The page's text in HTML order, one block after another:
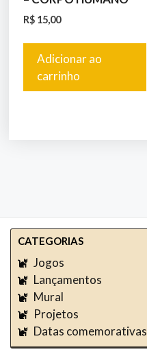
R$ 15,00
Adicionar ao
carrinho
CATEGORIAS
Jogos
Lançamentos
Mural
Projetos
Datas comemorativas